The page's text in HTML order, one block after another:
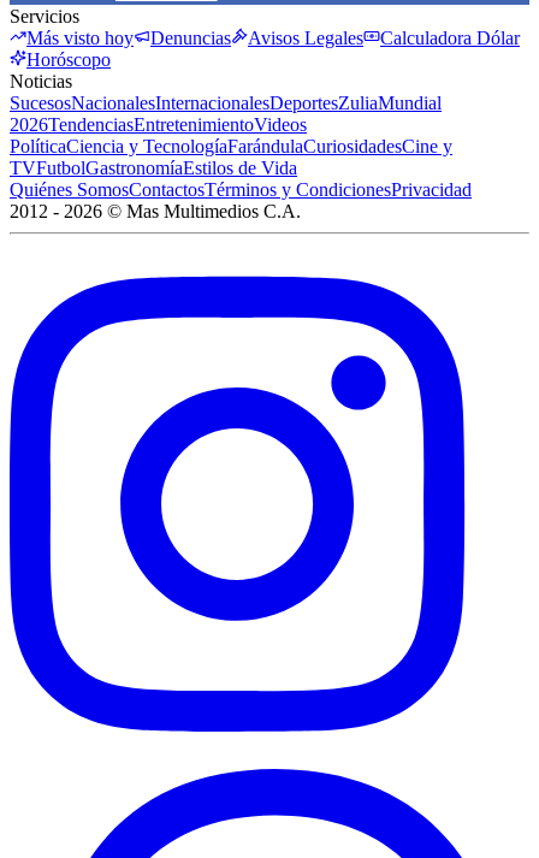
Servicios
Más visto hoy
Denuncias Avisos Legales
Calculadora Dólar
Horóscopo
Noticias
SucesosNacionalesInternacionalesDeportesZuliaMundial
2026TendenciasEntretenimientoVideos
PolíticaCiencia y TecnologíaFarándulaCuriosidadesCine y
TVFutbolGastronomíaEstilos de Vida
Quiénes SomosContactosTérminos y CondicionesPrivacidad
2012 - 2026 © Mas Multimedios C.A.